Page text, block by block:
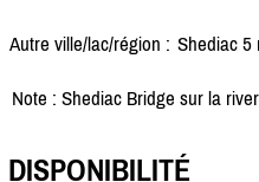
Autre ville/lac/région : Shediac 5
Note : Shediac Bridge sur la
DISPONIBILITÉ